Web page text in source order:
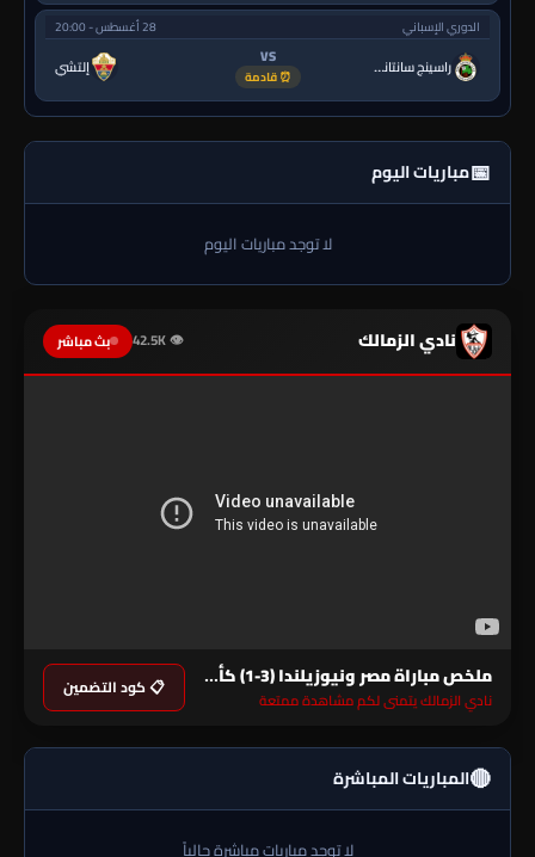
الدوري الإسباني 28 أغسطس - 20:00
راسينج سانتاندير VS
⏰ قادمة إلتشي
📅مباريات اليوم
لا توجد مباريات اليوم
نادي الزمالك 👁 42.5K بث مباشر
ملخص مباراة مصر ونيوزيلندا (3-1) كأس العالم
نادي الزمالك يتمنى لكم مشاهدة ممتعة 📋 كود التضمين
🔴المباريات المباشرة
لا توجد مباريات مباشرة حالياً